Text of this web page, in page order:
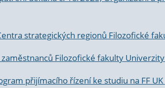
strategických regionů Filozofické
Filozofické fakulty
přijímacího řízení ke studiu na FF